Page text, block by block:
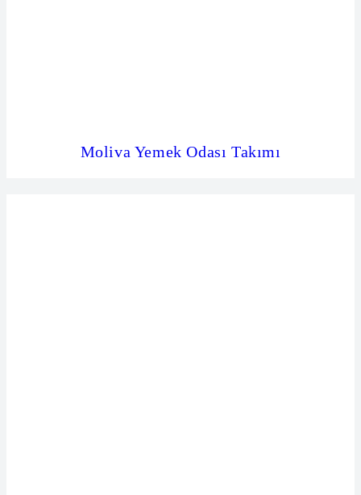
Moliva Yemek Odası Takımı